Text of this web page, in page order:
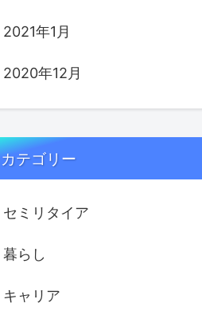
2021年1月
2020年12月
カテゴリー
セミリタイア
暮らし
キャリア